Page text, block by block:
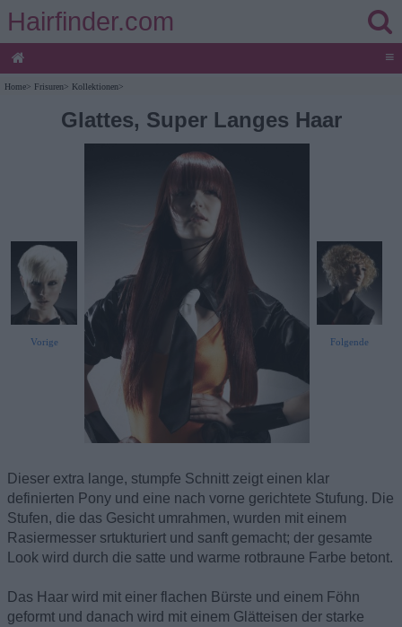
Hairfinder.com
≡
Home> Frisuren> Kollektionen>
Glattes, Super Langes Haar
Vorige Folgende
Dieser extra lange, stumpfe Schnitt zeigt einen klar
definierten Pony und eine nach vorne gerichtete Stufung. Die
Stufen, die das Gesicht umrahmen, wurden mit einem
Rasiermesser srtukturiert und sanft gemacht; der gesamte
Look wird durch die satte und warme rotbraune Farbe betont.
Das Haar wird mit einer flachen Bürste und einem Föhn
geformt und danach wird mit einem Glätteisen der starke